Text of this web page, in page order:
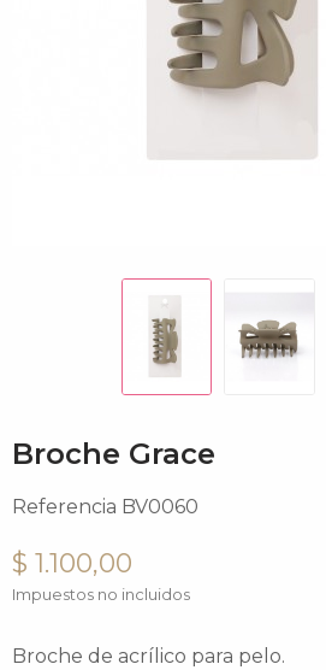
Broche Grace
Referencia BV0060
$ 1.100,00
Impuestos no incluidos
Broche de acrílico para pelo.